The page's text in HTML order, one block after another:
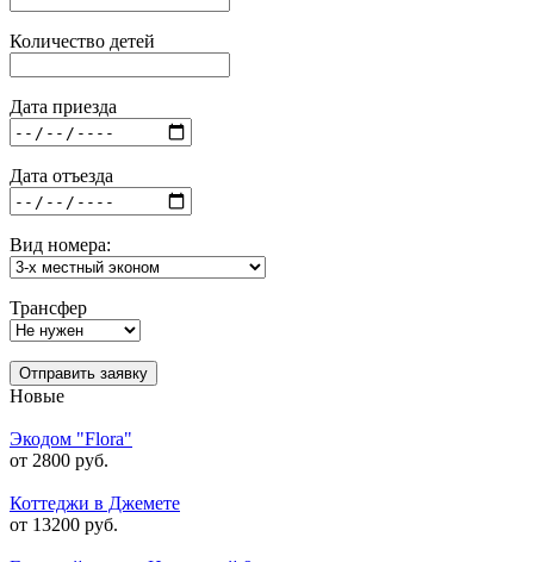
Количество детей
Дата приезда
Дата отъезда
Вид номера:
Трансфер
Отправить заявку
Новые
Экодом "Flora"
от 2800 руб.
Коттеджи в Джемете
от 13200 руб.